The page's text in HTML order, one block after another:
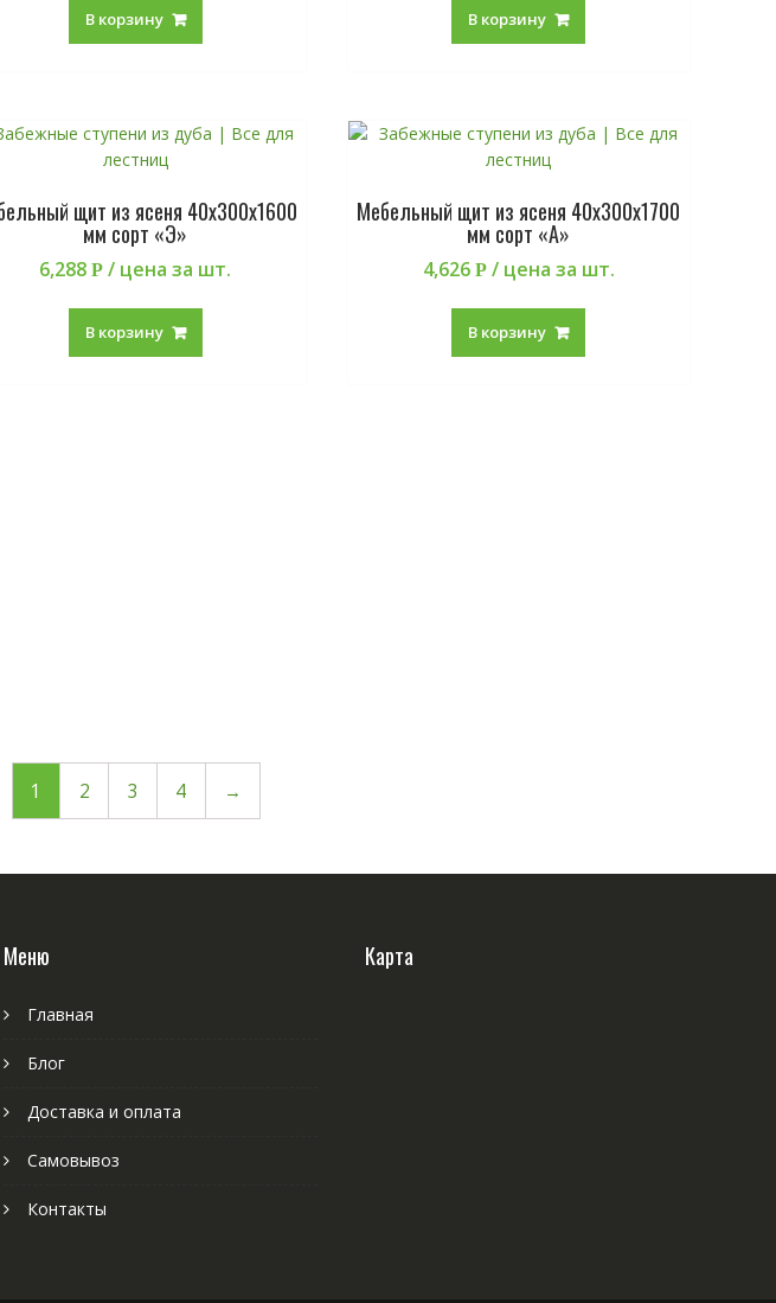
В корзину В корзину
щит из ясеня 40х300х1600
мм сорт «Э»
6,288Р / цена за шт.
В корзину
Мебельный щит из ясеня 40х300х1700
мм сорт «А»
4,626 Р / цена за шт.
В корзину
1 2 3 4 →
Меню
Главная
Блог
Доставка и оплата
Самовывоз
Контакты
Карта